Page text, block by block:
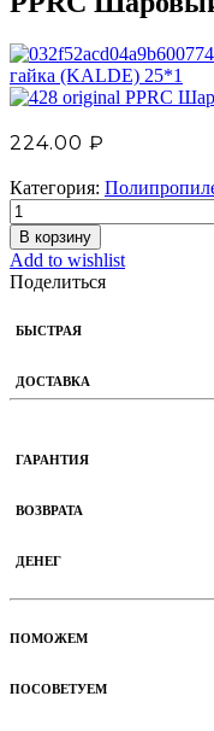
гайка (KALDE) 25*1
PPRC
224.00 ₽
Категория:
В корзину
Add to wishlist
Поделиться
БЫСТРАЯ
ДОСТАВКА
ГАРАНТИЯ
ВОЗВРАТА
ДЕНЕГ
ПОМОЖЕМ
ПОСОВЕТУЕМ